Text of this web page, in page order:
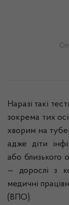
Наразі такі
зокрема тих
хворим на
адже діти
або близького
— дорослі з
медичні
(ВПО).